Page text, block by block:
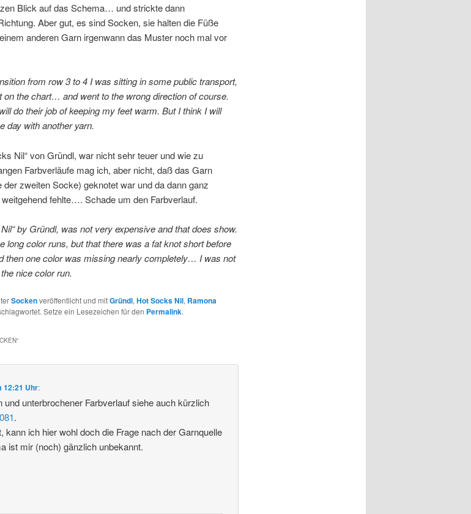
Blick auf das Schema… und strickte dann
Aber gut, es sind Socken, sie halten die Füße
anderen Garn irgenwann das Muster noch mal vor
from row 3 to 4 I was sitting in some public transport,
the chart… and went to the wrong direction of course.
do their job of keeping my feet warm. But I think I will
day with another yarn.
Nil“ von Gründl, war nicht sehr teuer und wie zu
Farbverläufe mag ich, aber nicht, daß das Garn
zweiten Socke) geknotet war und da dann ganz
fehlte…. Schade um den Farbverlauf.
by Gründl, was not very expensive and that does show.
long color runs, but that there was a fat knot short before
then one color was missing nearly completely… I was not
nice color run.
Sockenveröffentlicht und mitGründl,Hot Socks Nil, Ramona
Setze ein Lesezeichen für den Permalink.
“
12:21 Uhr:
unterbrochener Farbverlauf siehe auch kürzlich
.
kann ich hier wohl doch die Frage nach der Garnquelle
ist mir (noch) gänzlich unbekannt.